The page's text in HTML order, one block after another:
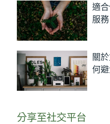
適
服務
關
何
分享至社交平台